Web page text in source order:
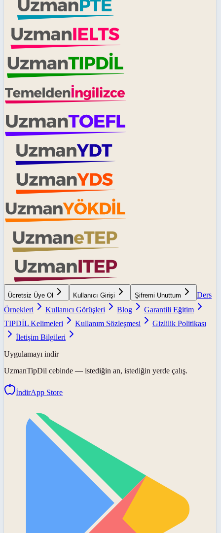
Ücretsiz Üye Ol Kullanıcı Girişi Şifremi Unuttum
Ders
Örnekleri
Kullanıcı Görüşleri Blog
Garantili Eğitim
TIPDİL Kelimeleri
Kullanım Sözleşmesi
Gizlilik Politikası
İletişim Bilgileri
Uygulamayı indir
UzmanTipDil cebinde — istediğin an, istediğin yerde çalış.
İndirApp Store